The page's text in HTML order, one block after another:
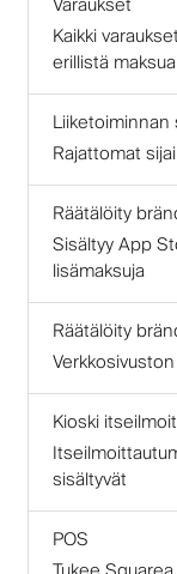
Kaikki
erillistä maksua
Liiketoiminnan
Rajattomat
Räätälöity
Sisältyy App
lisämaksuja
Räätälöity
Kioski
sisältyvät
POS